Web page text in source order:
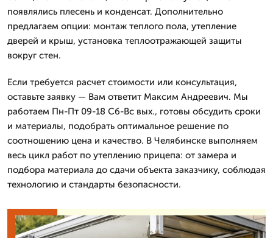
появлялись плесень и конденсат. Дополнительно
предлагаем опции: монтаж теплого пола, утепление
дверей и крыш, установка теплоотражающей защиты
вокруг стен.
Если требуется расчет стоимости или консультация,
оставьте заявку — Вам ответит Максим Андреевич. Мы
работаем Пн-Пт 09-18 Сб-Вс вых., готовы обсудить сроки
и материалы, подобрать оптимальное решение по
соотношению цена и качество. В Челябинске выполняем
весь цикл работ по утеплению прицепа: от замера и
подбора материала до сдачи объекта заказчику, соблюдая
технологию и стандарты безопасности.